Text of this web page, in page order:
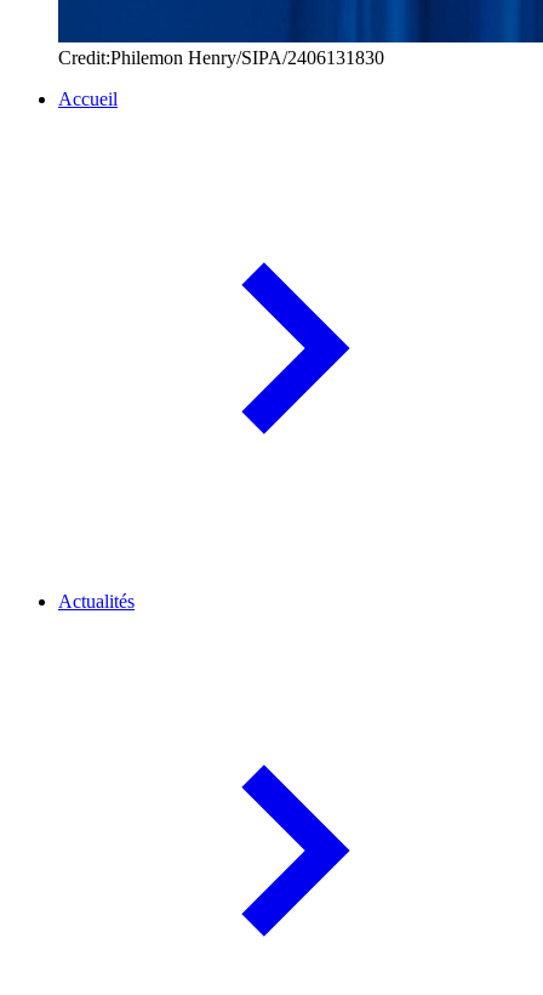
Credit:Philemon Henry/SIPA/2406131830
Accueil
Actualités